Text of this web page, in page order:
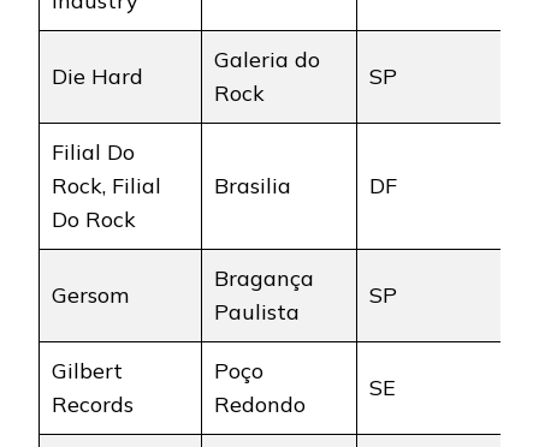
Die Hard
Galeria do
Rock
SP
Filial Do
Rock, Filial
Do Rock
Brasilia DF
Gersom
Bragança
Paulista
SP
Gilbert
Records
Poço
Redondo
SE